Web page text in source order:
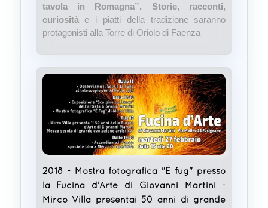
tavola in Romagna”.
Storie, racconti,
curiositàe i piatti della tradizione saranno
protagonisti alla Torre di Oriolo di Faenza
2018 - Mostra fotografica "É fug" presso
la Fucina d'Arte di Giovanni Martini -
Mirco Villa presentai 50 anni di grande